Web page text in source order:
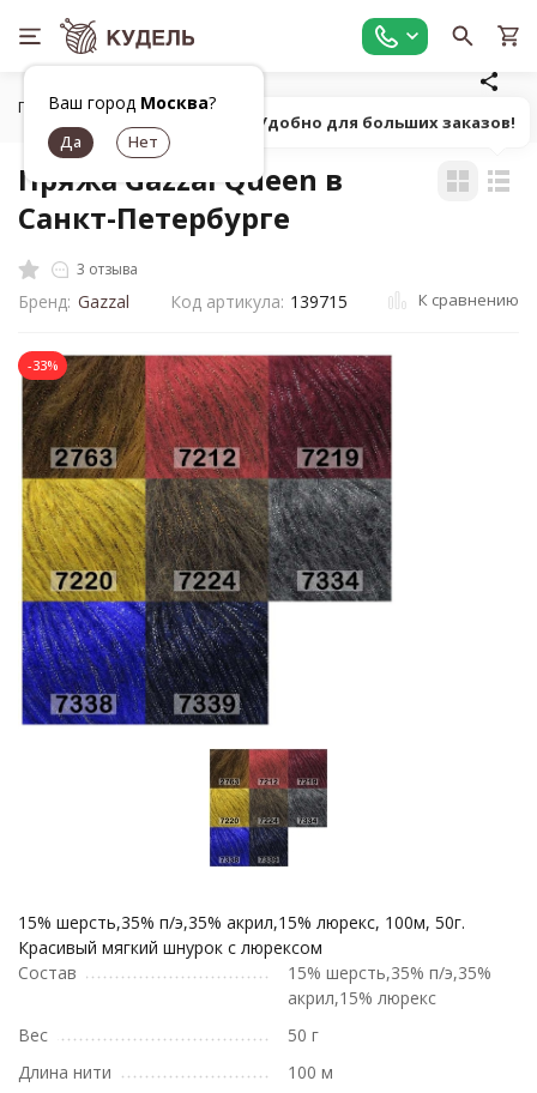
Ваш город Москва?
Главная Все для вязания
Пряжа Gazzal Queen в
Санкт-Петербурге
3 отзыва
Бренд: Gazzal Код артикула: 139715 К сравнению
-33%
15% шерсть,35% п/э,35% акрил,15% люрекс, 100м, 50г.
Красивый мягкий шнурок с люрексом
Состав
15% шерсть,35% п/э,35%
акрил,15% люрекс
Вес
50 г
Длина нити
100 м
Попробуй! Удобно для больших заказов!